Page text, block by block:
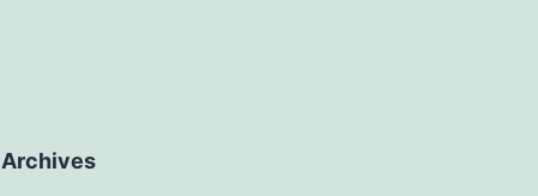
Archives